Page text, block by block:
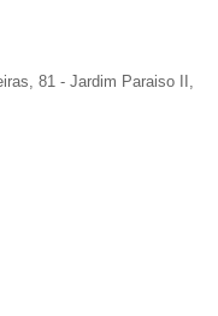
81 - Jardim Paraiso II,